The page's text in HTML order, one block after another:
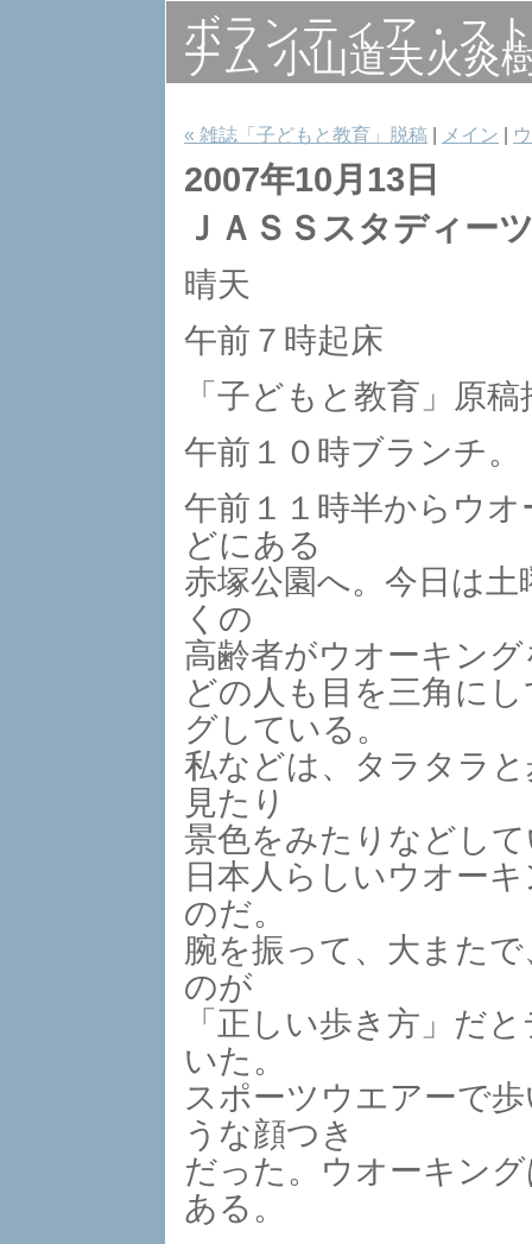
ボランティア・ス
ナム 小山道夫火炎
« 雑誌「子どもと教育」脱稿 メイン
2007年10月13日
ＪＡＳＳスタディー
晴天
午前７時起床
「子どもと教育」原
午前１０時ブランチ。
午前１１時半からウ
どにある
赤塚公園へ。今日は
くの
高齢者がウオーキン
どの人も目を三角に
グしている。
私などは、タラタラ
見たり
景色をみたりなどし
日本人らしいウオー
のだ。
腕を振って、大また
のが
「正しい歩き方」だ
いた。
スポーツウエアーで
うな顔つき
だった。ウオーキン
ある。